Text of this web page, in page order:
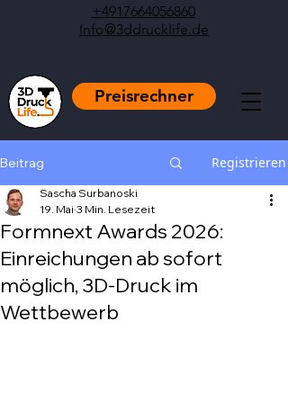
+4917664056860
Info@3ddrucklife.de
Preisrechner
Beitrag Registrieren
Formnext Awards 2026:
Einreichungen ab sofort
möglich, 3D-Druck im
Wettbewerb
Sascha Surbanoski
19. Mai 3 Min. Lesezeit